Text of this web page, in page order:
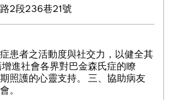
2段236巷21號
患者之活動度與社交力，以健全其
進社會各界對巴金森氏症的瞭
照護的心靈支持。 三、協助病友
。